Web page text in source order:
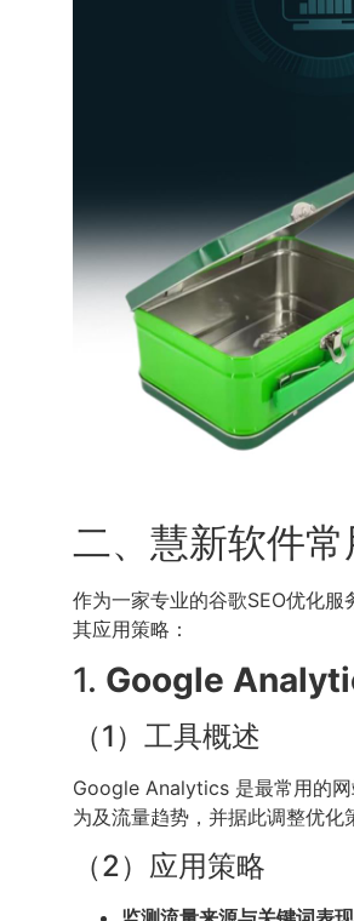
二、慧新软件
作为一家专业的谷歌SEO优化
其应用策略：
1. Google
（1）工具概述
Google Analytics 是最常用的
为及流量趋势，并据此调整优化
（2）应用策略